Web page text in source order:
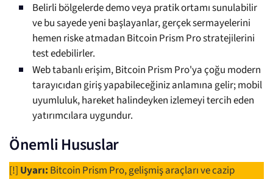
Belirli bölgelerde demo veya pratik ortamı sunulabilir
ve bu sayede yeni başlayanlar, gerçek sermayelerini
hemen riske atmadan Bitcoin Prism Pro stratejilerini
test edebilirler.
Web tabanlı erişim, Bitcoin Prism Pro'ya çoğu modern
tarayıcıdan giriş yapabileceğiniz anlamına gelir; mobil
uyumluluk, hareket halindeyken izlemeyi tercih eden
yatırımcılara uygundur.
Önemli Hususlar
[!] Uyarı: Bitcoin Prism Pro, gelişmiş araçları ve cazip